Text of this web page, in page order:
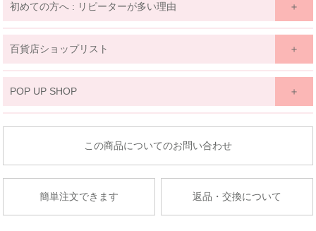
初めての方へ : リピーターが多い理由
百貨店ショップリスト
東京都多摩市関戸1-10-1
京王百貨店聖蹟桜ケ丘店７Fベビー・子供服売場
POP UP SHOP
東北
藤崎仙台
【開催期間】
商品についてのお問い合わせ
簡単注文できます 返品・交換について